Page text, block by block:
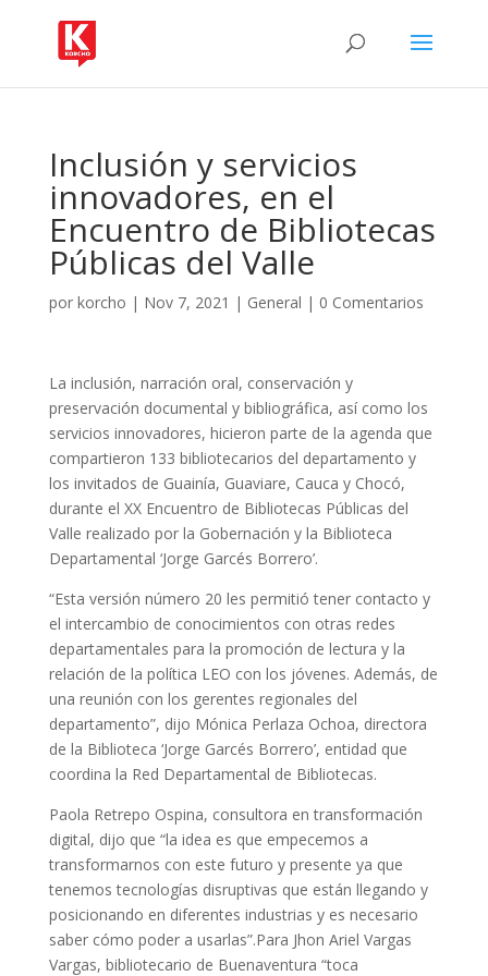
Inclusión y servicios
innovadores, en el
Encuentro de Bibliotecas
Públicas del Valle
por korcho | Nov 7, 2021 | General | 0 Comentarios
La inclusión, narración oral, conservación y
preservación documental y bibliográfica, así como los
servicios innovadores, hicieron parte de la agenda que
compartieron 133 bibliotecarios del departamento y
los invitados de Guainía, Guaviare, Cauca y Chocó,
durante el XX Encuentro de Bibliotecas Públicas del
Valle realizado por la Gobernación y la Biblioteca
Departamental ‘Jorge Garcés Borrero’.
“Esta versión número 20 les permitió tener contacto y
el intercambio de conocimientos con otras redes
departamentales para la promoción de lectura y la
relación de la política LEO con los jóvenes. Además, de
una reunión con los gerentes regionales del
departamento”, dijo Mónica Perlaza Ochoa, directora
de la Biblioteca ‘Jorge Garcés Borrero’, entidad que
coordina la Red Departamental de Bibliotecas.
Paola Retrepo Ospina, consultora en transformación
digital, dijo que “la idea es que empecemos a
transformarnos con este futuro y presente ya que
tenemos tecnologías disruptivas que están llegando y
posicionando en diferentes industrias y es necesario
saber cómo poder a usarlas”.Para Jhon Ariel Vargas
Vargas, bibliotecario de Buenaventura “toca